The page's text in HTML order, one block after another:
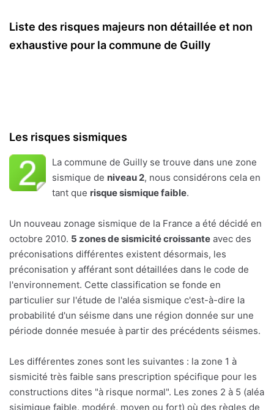
Liste des risques majeurs non détaillée et non
exhaustive pour la commune de Guilly
Les risques sismiques
La commune de Guilly se trouve dans une zone
sismique de niveau 2, nous considérons cela en
tant que risque sismique faible.
Un nouveau zonage sismique de la France a été décidé en
octobre 2010. 5 zones de sismicité croissante avec des
préconisations différentes existent désormais, les
préconisation y afférant sont détaillées dans le code de
l'environnement. Cette classification se fonde en
particulier sur l'étude de l'aléa sismique c'est-à-dire la
probabilité d'un séisme dans une région donnée sur une
période donnée mesuée à partir des précédents séismes.
Les différentes zones sont les suivantes : la zone 1 à
sismicité très faible sans prescription spécifique pour les
constructions dites "à risque normal". Les zones 2 à 5 (aléa
sisimique faible, modéré, moyen ou fort) où des règles de